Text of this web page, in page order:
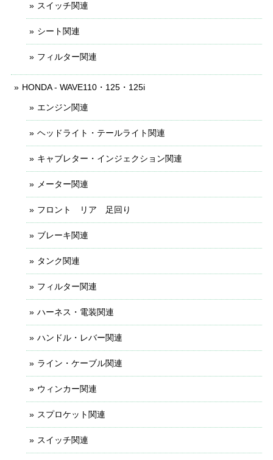
スイッチ関連
シート関連
フィルター関連
HONDA - WAVE110・125・125i
エンジン関連
ヘッドライト・テールライト関連
キャブレター・インジェクション関連
メーター関連
フロント リア 足回り
ブレーキ関連
タンク関連
フィルター関連
ハーネス・電装関連
ハンドル・レバー関連
ライン・ケーブル関連
ウィンカー関連
スプロケット関連
スイッチ関連